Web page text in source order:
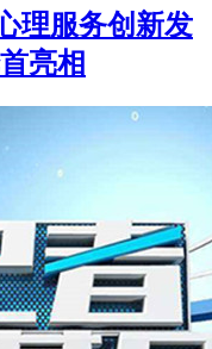
理服务创新发
亮相